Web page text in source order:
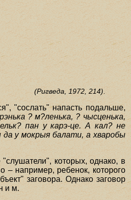
(Ригведа, 1972, 214)
"сослать" напасть подальше,
? м?ленька, ? чысценька,
пан у карэ-це. А кал? не
да у мокрыя балати, а хваробы
которых, однако, в
– например, ребенок, которого
заговора. Однако заговор
и м.